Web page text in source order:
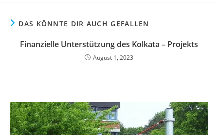
DAS KÖNNTE DIR AUCH GEFALLEN
Finanzielle Unterstützung des Kolkata – Projekts
August 1, 2023